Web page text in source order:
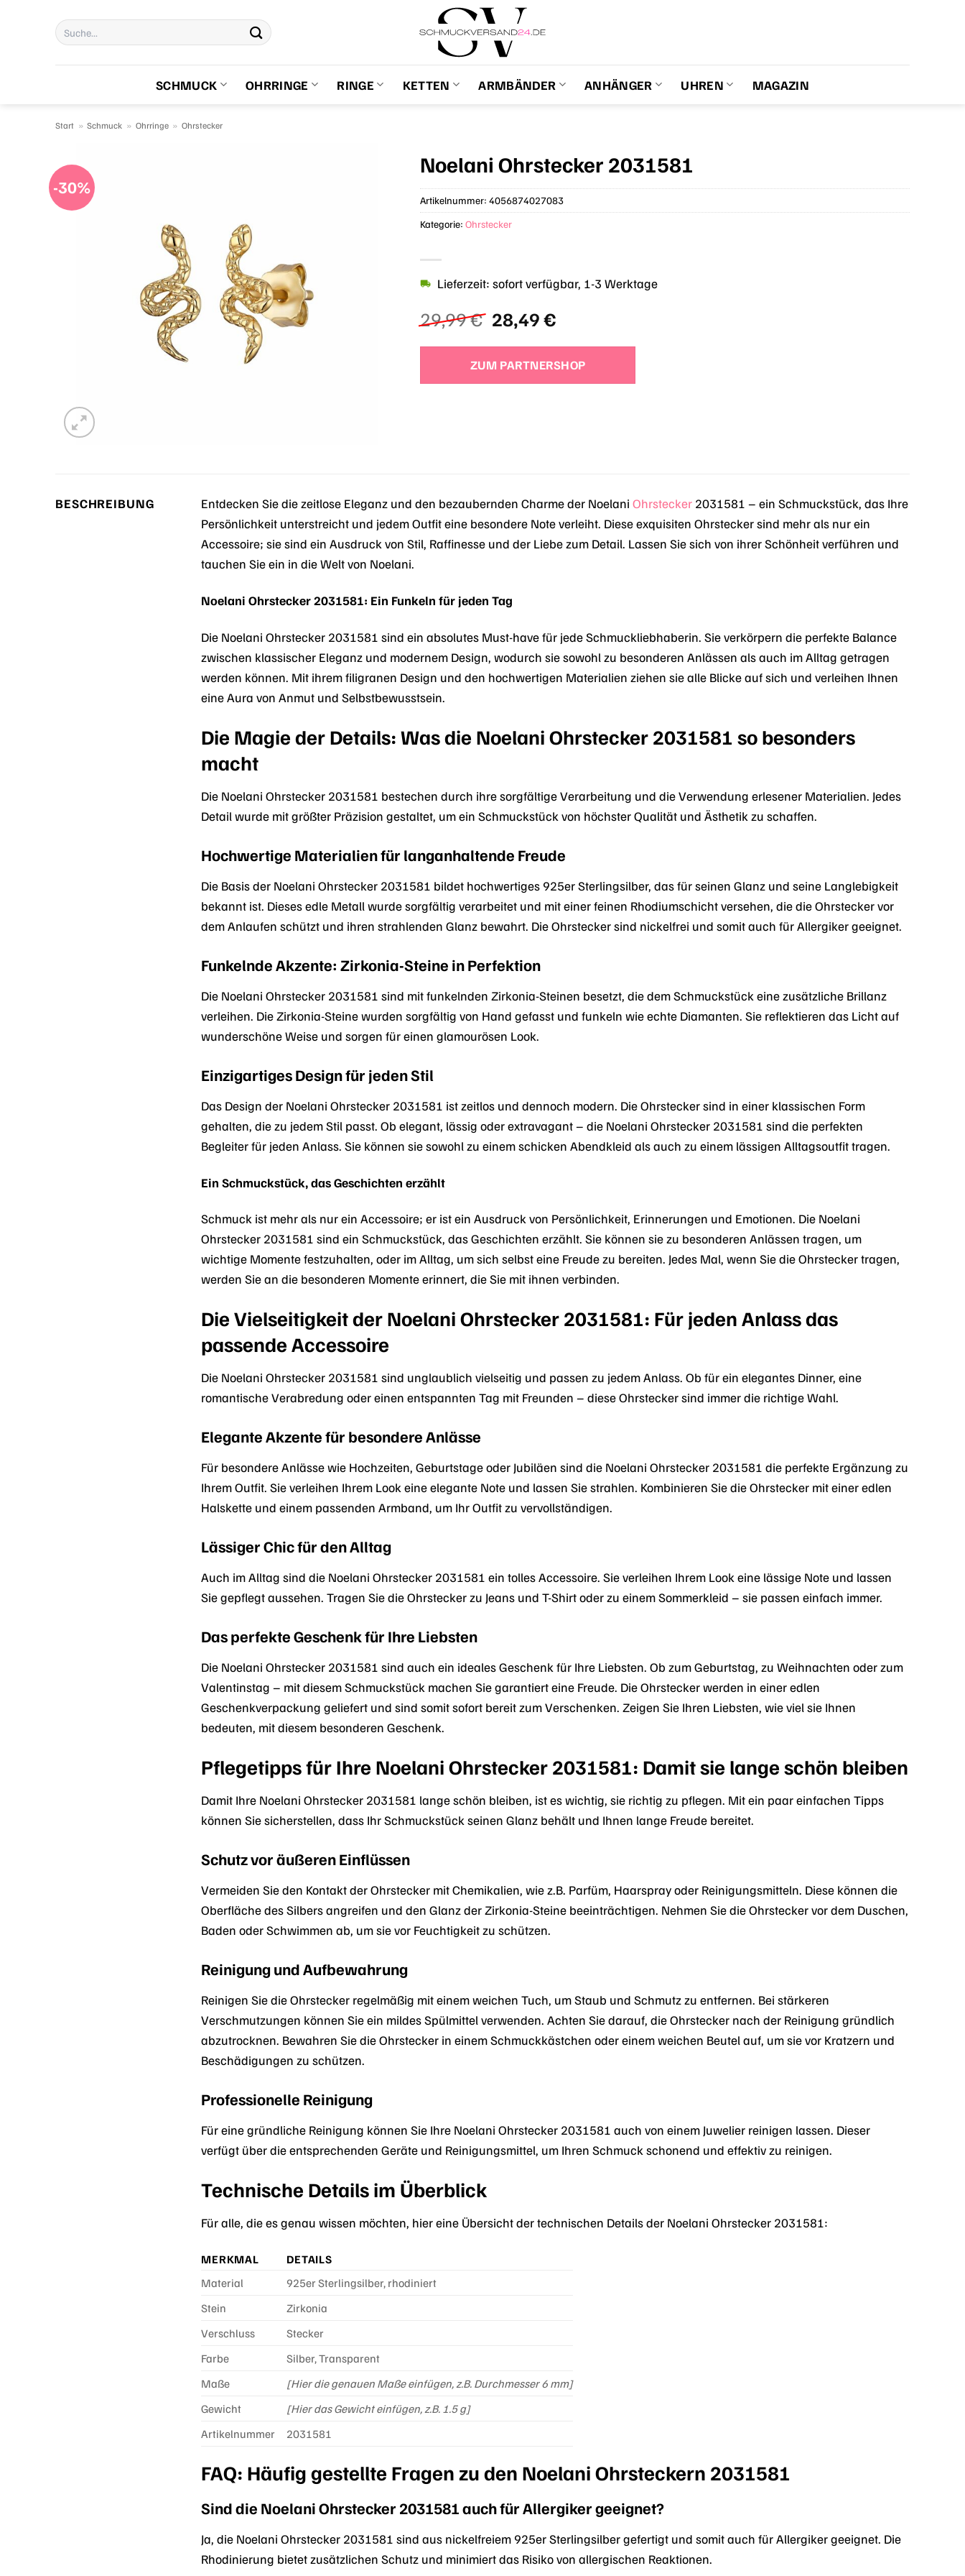
Suchen
nach:
SCHMUCK OHRRINGE RINGE KETTEN ARMBÄNDER ANHÄNGER UHREN MAGAZIN
Start » Schmuck » Ohrringe » Ohrstecker
-30%
Noelani Ohrstecker 2031581
29,99€ Ursprünglicher
Preis
war:
29,99 €
28,49€Aktueller
ist:
28,49 €.
Lieferzeit: sofort verfügbar, 1-3 Werktage
ZUM PARTNERSHOP
Artikelnummer:4056874027083
Kategorie:Ohrstecker
BESCHREIBUNG Entdecken Sie die zeitlose Eleganz und den bezaubernden Charme der NoelaniOhrstecker 2031581 – ein Schmuckstück, das Ihre
Persönlichkeit unterstreicht und jedem Outfit eine besondere Note verleiht. Diese exquisiten Ohrstecker sind mehr als nur ein
Accessoire; sie sind ein Ausdruck von Stil, Raffinesse und der Liebe zum Detail. Lassen Sie sich von ihrer Schönheit verführen und
tauchen Sie ein in die Welt von Noelani.
Noelani Ohrstecker 2031581: Ein Funkeln für jeden Tag
Die Noelani Ohrstecker 2031581 sind ein absolutes Must-have für jede Schmuckliebhaberin. Sie verkörpern die perfekte Balance
zwischen klassischer Eleganz und modernem Design, wodurch sie sowohl zu besonderen Anlässen als auch im Alltag getragen
werden können. Mit ihrem filigranen Design und den hochwertigen Materialien ziehen sie alle Blicke auf sich und verleihen Ihnen
eine Aura von Anmut und Selbstbewusstsein.
Die Magie der Details: Was die Noelani Ohrstecker 2031581 so besonders
macht
Die Noelani Ohrstecker 2031581 bestechen durch ihre sorgfältige Verarbeitung und die Verwendung erlesener Materialien. Jedes
Detail wurde mit größter Präzision gestaltet, um ein Schmuckstück von höchster Qualität und Ästhetik zu schaffen.
Hochwertige Materialien für langanhaltende Freude
Die Basis der Noelani Ohrstecker 2031581 bildet hochwertiges 925er Sterlingsilber, das für seinen Glanz und seine Langlebigkeit
bekannt ist. Dieses edle Metall wurde sorgfältig verarbeitet und mit einer feinen Rhodiumschicht versehen, die die Ohrstecker vor
dem Anlaufen schützt und ihren strahlenden Glanz bewahrt. Die Ohrstecker sind nickelfrei und somit auch für Allergiker geeignet.
Funkelnde Akzente: Zirkonia-Steine in Perfektion
Die Noelani Ohrstecker 2031581 sind mit funkelnden Zirkonia-Steinen besetzt, die dem Schmuckstück eine zusätzliche Brillanz
verleihen. Die Zirkonia-Steine wurden sorgfältig von Hand gefasst und funkeln wie echte Diamanten. Sie reflektieren das Licht auf
wunderschöne Weise und sorgen für einen glamourösen Look.
Einzigartiges Design für jeden Stil
Das Design der Noelani Ohrstecker 2031581 ist zeitlos und dennoch modern. Die Ohrstecker sind in einer klassischen Form
gehalten, die zu jedem Stil passt. Ob elegant, lässig oder extravagant – die Noelani Ohrstecker 2031581 sind die perfekten
Begleiter für jeden Anlass. Sie können sie sowohl zu einem schicken Abendkleid als auch zu einem lässigen Alltagsoutfit tragen.
Ein Schmuckstück, das Geschichten erzählt
Schmuck ist mehr als nur ein Accessoire; er ist ein Ausdruck von Persönlichkeit, Erinnerungen und Emotionen. Die Noelani
Ohrstecker 2031581 sind ein Schmuckstück, das Geschichten erzählt. Sie können sie zu besonderen Anlässen tragen, um
wichtige Momente festzuhalten, oder im Alltag, um sich selbst eine Freude zu bereiten. Jedes Mal, wenn Sie die Ohrstecker tragen,
werden Sie an die besonderen Momente erinnert, die Sie mit ihnen verbinden.
Die Vielseitigkeit der Noelani Ohrstecker 2031581: Für jeden Anlass das
passende Accessoire
Die Noelani Ohrstecker 2031581 sind unglaublich vielseitig und passen zu jedem Anlass. Ob für ein elegantes Dinner, eine
romantische Verabredung oder einen entspannten Tag mit Freunden – diese Ohrstecker sind immer die richtige Wahl.
Elegante Akzente für besondere Anlässe
Für besondere Anlässe wie Hochzeiten, Geburtstage oder Jubiläen sind die Noelani Ohrstecker 2031581 die perfekte Ergänzung zu
Ihrem Outfit. Sie verleihen Ihrem Look eine elegante Note und lassen Sie strahlen. Kombinieren Sie die Ohrstecker mit einer edlen
Halskette und einem passenden Armband, um Ihr Outfit zu vervollständigen.
Lässiger Chic für den Alltag
Auch im Alltag sind die Noelani Ohrstecker 2031581 ein tolles Accessoire. Sie verleihen Ihrem Look eine lässige Note und lassen
Sie gepflegt aussehen. Tragen Sie die Ohrstecker zu Jeans und T-Shirt oder zu einem Sommerkleid – sie passen einfach immer.
Das perfekte Geschenk für Ihre Liebsten
Die Noelani Ohrstecker 2031581 sind auch ein ideales Geschenk für Ihre Liebsten. Ob zum Geburtstag, zu Weihnachten oder zum
Valentinstag – mit diesem Schmuckstück machen Sie garantiert eine Freude. Die Ohrstecker werden in einer edlen
Geschenkverpackung geliefert und sind somit sofort bereit zum Verschenken. Zeigen Sie Ihren Liebsten, wie viel sie Ihnen
bedeuten, mit diesem besonderen Geschenk.
Pflegetipps für Ihre Noelani Ohrstecker 2031581: Damit sie lange schön bleiben
Damit Ihre Noelani Ohrstecker 2031581 lange schön bleiben, ist es wichtig, sie richtig zu pflegen. Mit ein paar einfachen Tipps
können Sie sicherstellen, dass Ihr Schmuckstück seinen Glanz behält und Ihnen lange Freude bereitet.
Schutz vor äußeren Einflüssen
Vermeiden Sie den Kontakt der Ohrstecker mit Chemikalien, wie z.B. Parfüm, Haarspray oder Reinigungsmitteln. Diese können die
Oberfläche des Silbers angreifen und den Glanz der Zirkonia-Steine beeinträchtigen. Nehmen Sie die Ohrstecker vor dem Duschen,
Baden oder Schwimmen ab, um sie vor Feuchtigkeit zu schützen.
Reinigung und Aufbewahrung
Reinigen Sie die Ohrstecker regelmäßig mit einem weichen Tuch, um Staub und Schmutz zu entfernen. Bei stärkeren
Verschmutzungen können Sie ein mildes Spülmittel verwenden. Achten Sie darauf, die Ohrstecker nach der Reinigung gründlich
abzutrocknen. Bewahren Sie die Ohrstecker in einem Schmuckkästchen oder einem weichen Beutel auf, um sie vor Kratzern und
Beschädigungen zu schützen.
Professionelle Reinigung
Für eine gründliche Reinigung können Sie Ihre Noelani Ohrstecker 2031581 auch von einem Juwelier reinigen lassen. Dieser
verfügt über die entsprechenden Geräte und Reinigungsmittel, um Ihren Schmuck schonend und effektiv zu reinigen.
Technische Details im Überblick
Für alle, die es genau wissen möchten, hier eine Übersicht der technischen Details der Noelani Ohrstecker 2031581:
MERKMAL
DETAILS
Material
925er Sterlingsilber, rhodiniert
Stein
Zirkonia
Verschluss
Stecker
Farbe
Silber, Transparent
Maße
[Hier die genauen Maße einfügen, z.B. Durchmesser 6 mm]
Gewicht
[Hier das Gewicht einfügen, z.B. 1.5 g]
Artikelnummer
2031581
FAQ: Häufig gestellte Fragen zu den Noelani Ohrsteckern 2031581
Sind die Noelani Ohrstecker 2031581 auch für Allergiker geeignet?
Ja, die Noelani Ohrstecker 2031581 sind aus nickelfreiem 925er Sterlingsilber gefertigt und somit auch für Allergiker geeignet. Die
Rhodinierung bietet zusätzlichen Schutz und minimiert das Risiko von allergischen Reaktionen.